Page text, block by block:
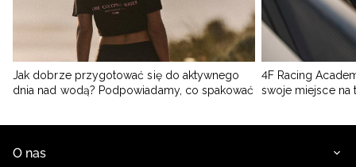
Jak dobrze przygotować się do aktywnego
dnia nad wodą? Podpowiadamy, co spakować
4F Racing
swoje miejsce na
O nas